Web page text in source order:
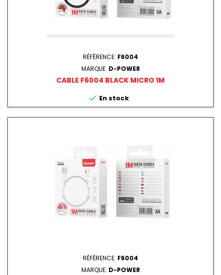
RÉFÉRENCE: F6004
MARQUE: D-POWER
CABLE F6004 BLACK MICRO 1M
 En stock
RÉFÉRENCE: F6004
MARQUE: D-POWER